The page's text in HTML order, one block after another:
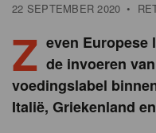
22 SEPTEMBER 2020 •
Z even Europese
de invoeren
voedingslabel
Italië, Griekenland